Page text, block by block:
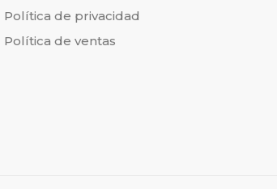
Política de privacidad
Política de ventas